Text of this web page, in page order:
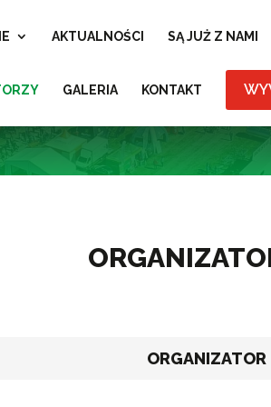
AKTUALNOŚCI SĄ JUŻ Z NAMI
GALERIA KONTAKT
ORGANIZATOR